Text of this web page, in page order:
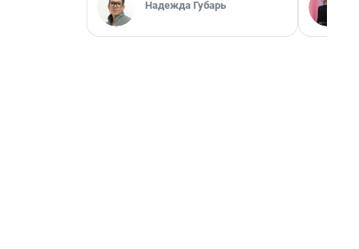
Надежда Губарь